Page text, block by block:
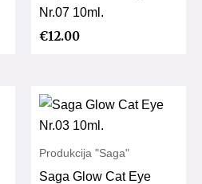
Nr.07 10ml.
€12.00
Produkcija "Saga"
Saga Glow Cat Eye